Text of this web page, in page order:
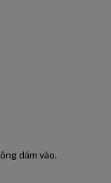
dám vào.